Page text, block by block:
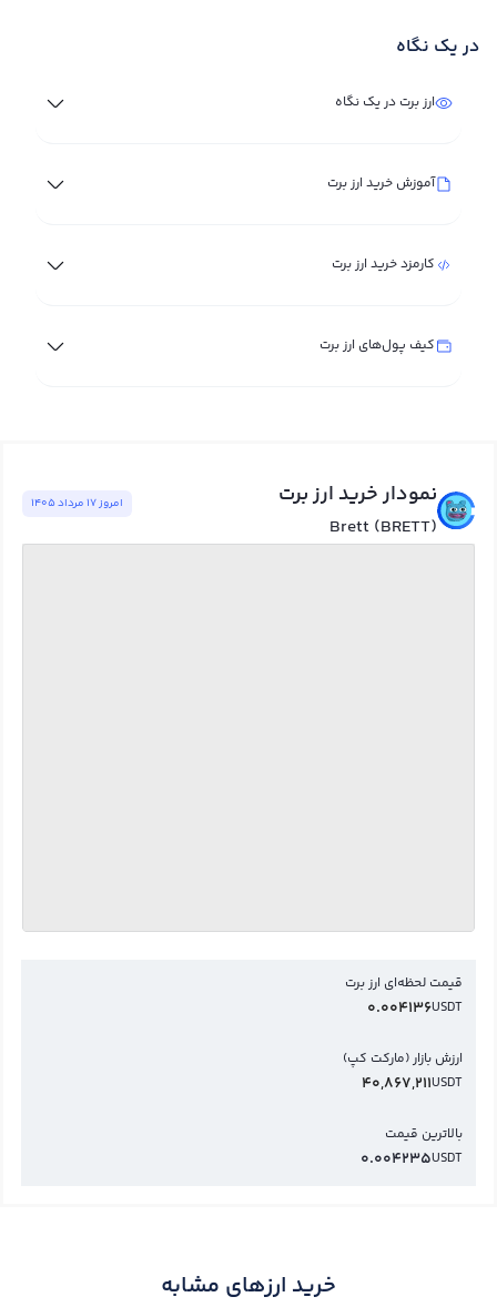
در یک نگاه
ارز برت در یک نگاه
آموزش خرید ارز برت
کارمزد خرید ارز برت
کیف پول‌های ارز برت
نمودار خرید ارز برت
Brett (BRETT)
امروز ١٧ مرداد ١٤٠٥
قیمت لحظه‌ای ارز برت
USDT
0.004136
ارزش بازار (مارکت کپ)
USDT
40,867,211
بالاترین قیمت
USDT
0.004235
خرید ارزهای مشابه